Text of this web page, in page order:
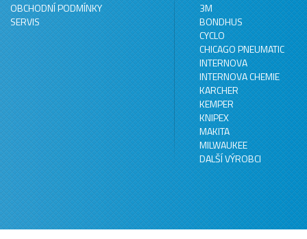
OBCHODNÍ PODMÍNKY
SERVIS
3M
BONDHUS
CYCLO
CHICAGO PNEUMATIC
INTERNOVA
INTERNOVA CHEMIE
KARCHER
KEMPER
KNIPEX
MAKITA
MILWAUKEE
DALŠÍ VÝROBCI